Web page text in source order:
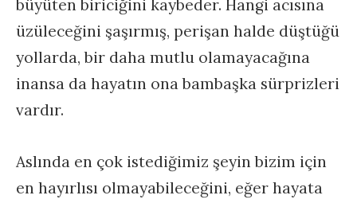
büyüten biriciğini kaybeder. Hangi acısına
üzüleceğini şaşırmış, perişan halde düştüğü
yollarda, bir daha mutlu olamayacağına
inansa da hayatın ona bambaşka sürprizleri
vardır.
Aslında en çok istediğimiz şeyin bizim için
en hayırlısı olmayabileceğini, eğer hayata